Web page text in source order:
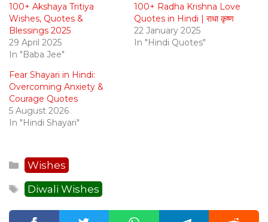
100+ Akshaya Tritiya
Wishes, Quotes &
Blessings 2025
29 April 2025
In "Baba Jee"
100+ Radha Krishna Love
Quotes in Hindi | राधा कृष्ण
22 January 2025
In "Hindi Quotes"
Fear Shayari in Hindi:
Overcoming Anxiety &
Courage Quotes
5 August 2026
In "Hindi Shayari"
Categories
Wishes
Tags
Diwali Wishes